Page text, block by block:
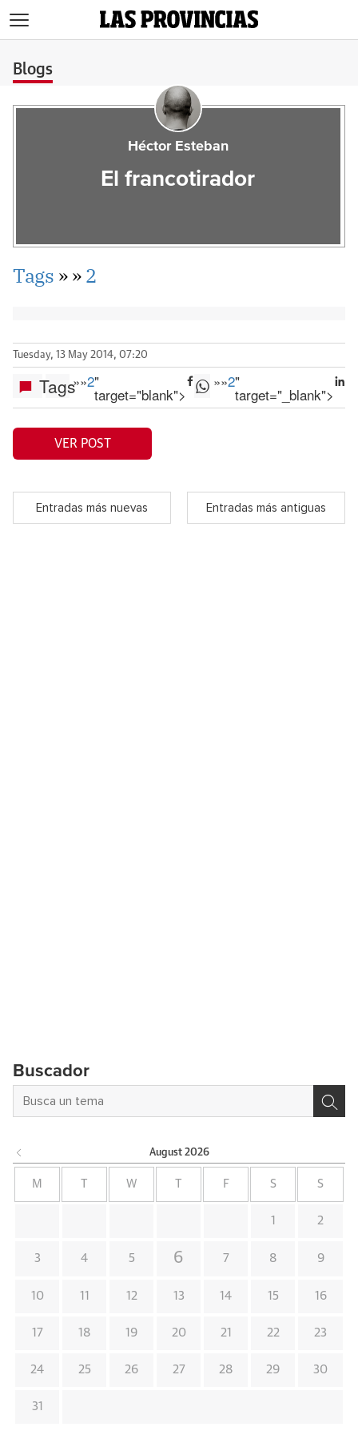
Blogs
Héctor Esteban
El francotirador
Tags »»2
Tuesday, 13 May 2014, 07:20
Tags»»2"
target="blank">
»»2"
target="_blank">
VER POST
Entradas más nuevas Entradas más antiguas
Buscador
August 2026
M W F S S
1 2
3 4 5 6 7 8 9
10 11 12 13 14 15 16
17 18 19 20 21 22 23
24 25 26 27 28 29 30
31